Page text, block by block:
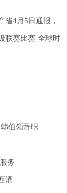
省4月5日通报，
型禽流感疫情。
其有关的另一家
当前禽流感流行
联赛比赛-全球时
伯领辞职
务
涌